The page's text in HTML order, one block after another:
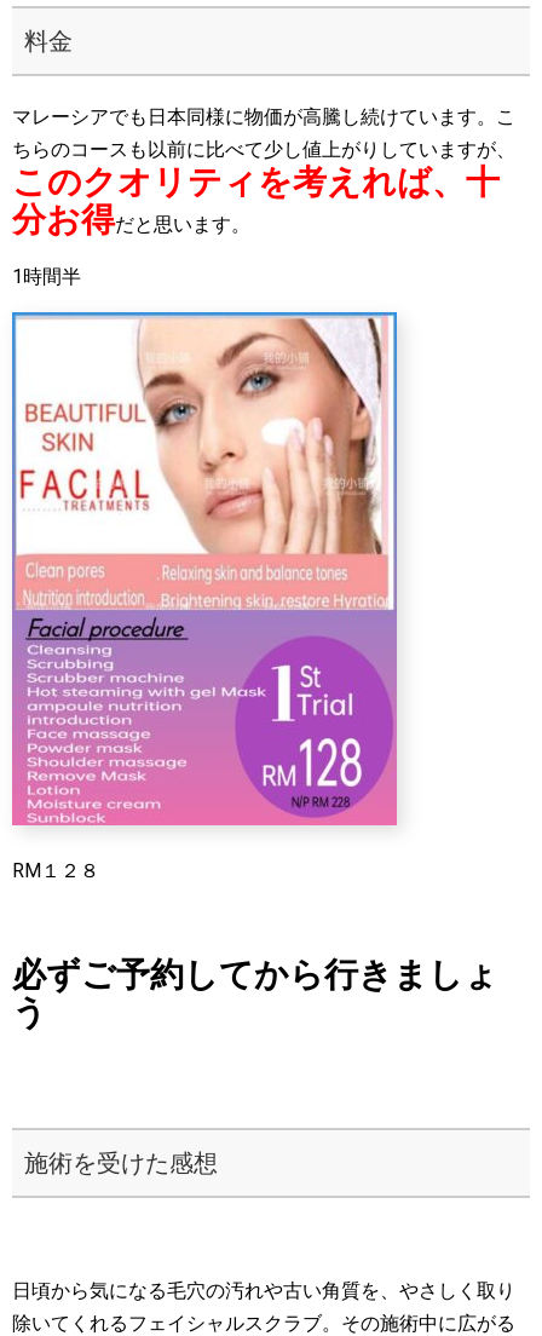
料金
マレーシアでも日本同様に物価が高騰し続けています。こ
ちらのコースも以前に比べて少し値上がりしていますが、
このクオリティを考えれば、十
分お得だと思います。
1時間半
RM１２８
必ずご予約してから行きましょ
う
施術を受けた感想
日頃から気になる毛穴の汚れや古い角質を、やさしく取り
除いてくれるフェイシャルスクラブ。その施術中に広がる